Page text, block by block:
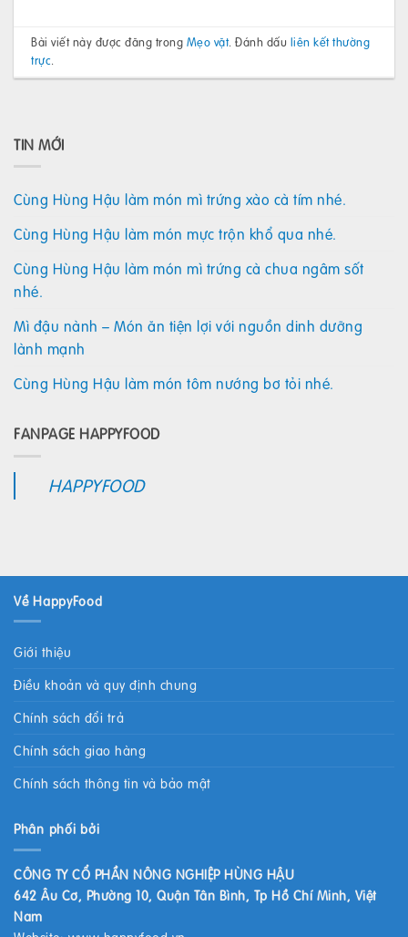
Bài viết này được đăng trong Mẹo vặt. Đánh dấu liên kết thường
trực.
TIN MỚI
Cùng Hùng Hậu làm món mì trứng xào cà tím nhé.
Cùng Hùng Hậu làm món mực trộn khổ qua nhé.
Cùng Hùng Hậu làm món mì trứng cà chua ngâm sốt
nhé.
Mì đậu nành – Món ăn tiện lợi với nguồn dinh dưỡng
lành mạnh
Cùng Hùng Hậu làm món tôm nướng bơ tỏi nhé.
FANPAGE HAPPYFOOD
HAPPYFOOD
Về HappyFood
Giới thiệu
Điều khoản và quy định chung
Chính sách đổi trả
Chính sách giao hàng
Chính sách thông tin và bảo mật
Phân phối bởi
CÔNG TY CỔ PHẦN NÔNG NGHIỆP HÙNG HẬU
642 Âu Cơ, Phường 10, Quận Tân Bình, Tp Hồ Chí Minh, Việt
Nam